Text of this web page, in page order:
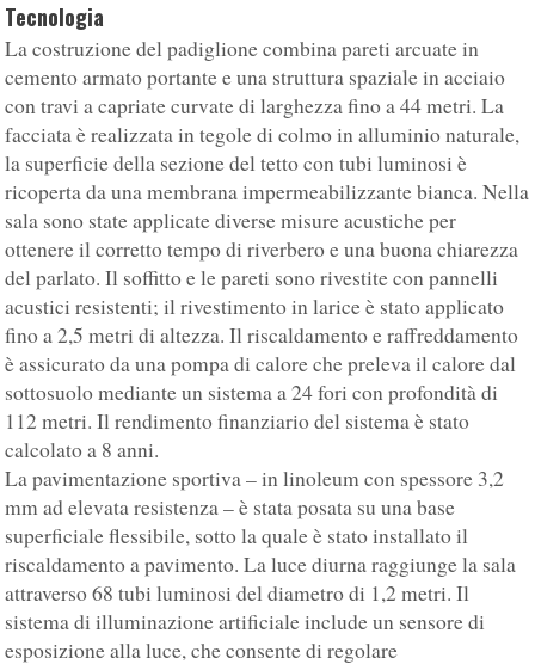
Tecnologia
La costruzione del padiglione combina pareti arcuate in
cemento armato portante e una struttura spaziale in acciaio
con travi a capriate curvate di larghezza fino a 44 metri. La
facciata è realizzata in tegole di colmo in alluminio naturale,
la superficie della sezione del tetto con tubi luminosi è
ricoperta da una membrana impermeabilizzante bianca. Nella
sala sono state applicate diverse misure acustiche per
ottenere il corretto tempo di riverbero e una buona chiarezza
del parlato. Il soffitto e le pareti sono rivestite con pannelli
acustici resistenti; il rivestimento in larice è stato applicato
fino a 2,5 metri di altezza. Il riscaldamento e raffreddamento
è assicurato da una pompa di calore che preleva il calore dal
sottosuolo mediante un sistema a 24 fori con profondità di
112 metri. Il rendimento finanziario del sistema è stato
calcolato a 8 anni.
La pavimentazione sportiva – in linoleum con spessore 3,2
mm ad elevata resistenza – è stata posata su una base
superficiale flessibile, sotto la quale è stato installato il
riscaldamento a pavimento. La luce diurna raggiunge la sala
attraverso 68 tubi luminosi del diametro di 1,2 metri. Il
sistema di illuminazione artificiale include un sensore di
esposizione alla luce, che consente di regolare